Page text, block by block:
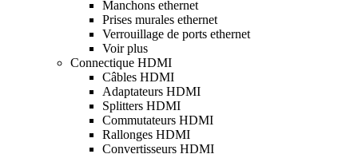
Manchons ethernet
Prises murales ethernet
Verrouillage de ports ethernet
Voir plus
Connectique HDMI
Câbles HDMI
Adaptateurs HDMI
Splitters HDMI
Commutateurs HDMI
Rallonges HDMI
Convertisseurs HDMI